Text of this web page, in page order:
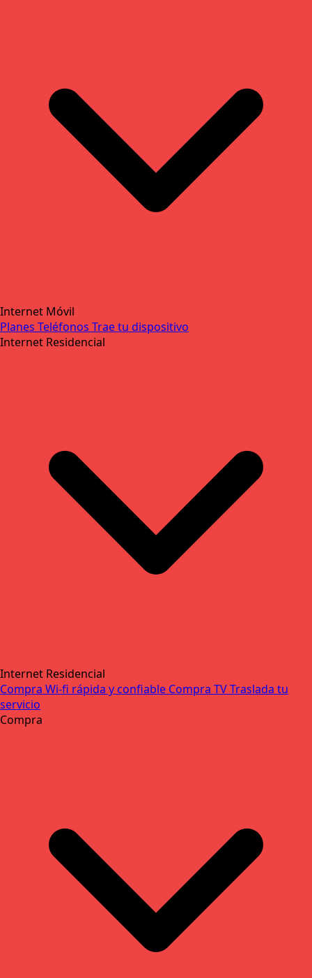
Internet Móvil
Planes Teléfonos Trae tu dispositivo
Internet Residencial
Internet Residencial
Compra Wi-fi rápida y confiable Compra TVTraslada tu
servicio
Compra